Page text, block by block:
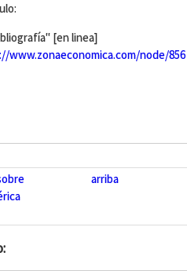
[en linea]
www.zonaeconomica.com/node/856
arriba